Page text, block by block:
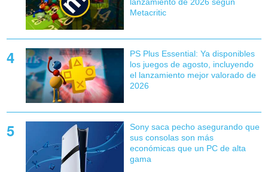
Metacritic
PS Plus Essential: Ya disponibles
los juegos de agosto, incluyendo
el lanzamiento mejor valorado de
2026
Sony saca pecho asegurando que
sus consolas son más
económicas que un PC de alta
gama